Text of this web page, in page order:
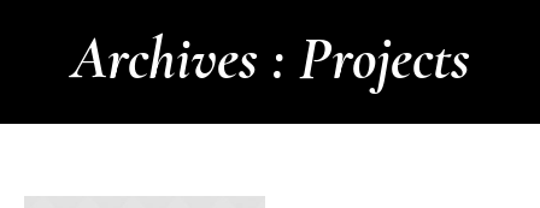
Archives : Projects